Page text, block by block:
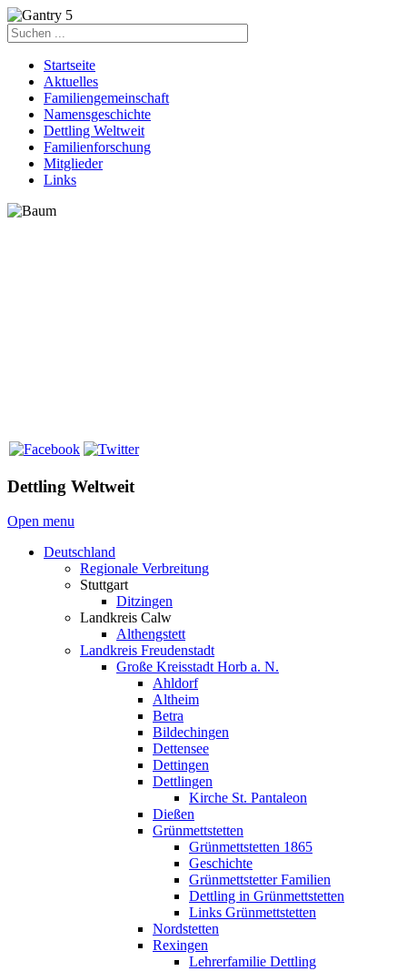
Startseite
Aktuelles
Familiengemeinschaft
Namensgeschichte
Dettling Weltweit
Familienforschung
Mitglieder
Links
Dettling Weltweit
Open menu
Deutschland
Regionale Verbreitung
Stuttgart
Ditzingen
Landkreis Calw
Althengstett
Landkreis Freudenstadt
Große Kreisstadt Horb a. N.
Ahldorf
Altheim
Betra
Bildechingen
Dettensee
Dettingen
Dettlingen
Kirche St. Pantaleon
Dießen
Grünmettstetten
Grünmettstetten 1865
Geschichte
Grünmettstetter Familien
Dettling in Grünmettstetten
Links Grünmettstetten
Nordstetten
Rexingen
Lehrerfamilie Dettling